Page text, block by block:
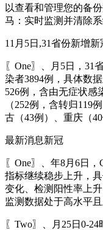
以查看和管理您的备
马：实时监测并清除系
11月5日,31省份新增新
〖One〗、月5日，31
染者3894例，具体数
526例，含由无症状感
（252例，含转归119
古（43例）、重庆（
最新消息新冠
〖One〗、年8月6日
指标继续稳步上升，
变化、检测阳性率上
监测数据处于高水平且
〖Two〗、月25日0-